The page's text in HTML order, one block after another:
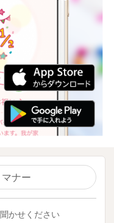
ナー
かせください